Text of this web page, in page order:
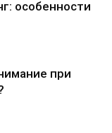
особенности
при